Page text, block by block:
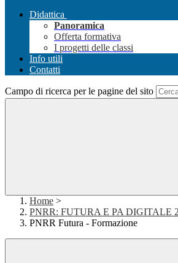
Didattica
Panoramica
Offerta formativa
I progetti delle classi
Info utili
Contatti
Campo di ricerca per le pagine del sito
Home >
PNRR: FUTURA E PA DIGITALE
PNRR Futura - Formazione